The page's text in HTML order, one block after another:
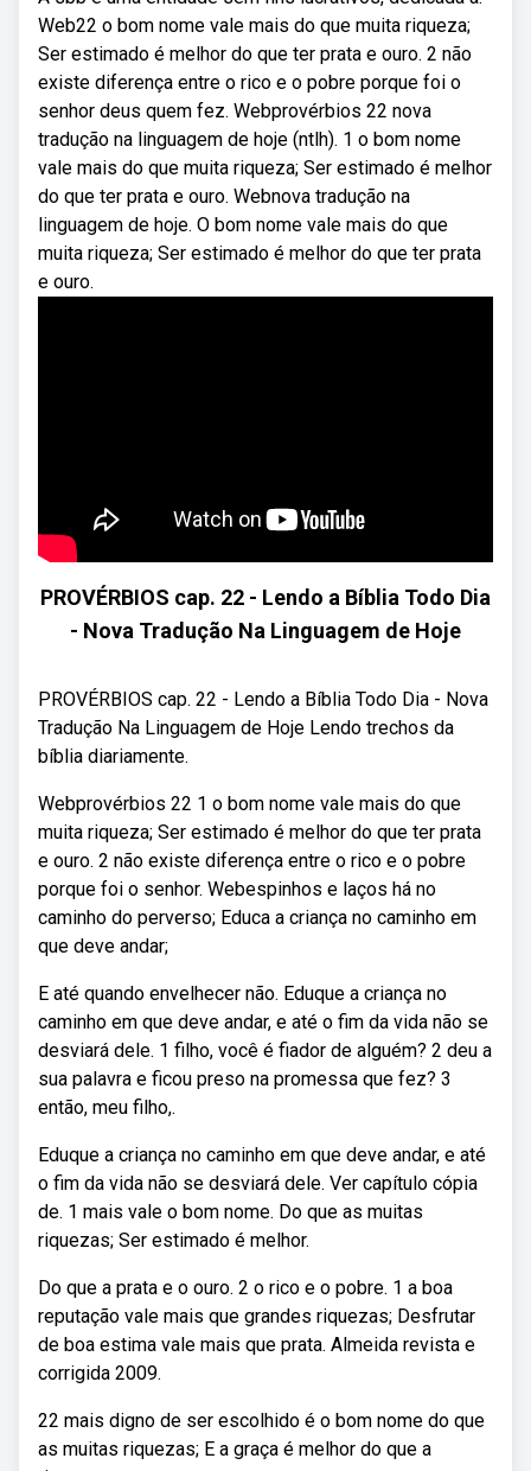
Web22 o bom nome vale mais do que muita riqueza;
Ser estimado é melhor do que ter prata e ouro. 2 não
existe diferença entre o rico e o pobre porque foi o
senhor deus quem fez. Webprovérbios 22 nova
tradução na linguagem de hoje (ntlh). 1 o bom nome
vale mais do que muita riqueza; Ser estimado é melhor
do que ter prata e ouro. Webnova tradução na
linguagem de hoje. O bom nome vale mais do que
muita riqueza; Ser estimado é melhor do que ter prata
e ouro.
PROVÉRBIOS cap. 22 - Lendo a Bíblia Todo Dia
- Nova Tradução Na Linguagem de Hoje
PROVÉRBIOS cap. 22 - Lendo a Bíblia Todo Dia - Nova
Tradução Na Linguagem de Hoje Lendo trechos da
bíblia diariamente.
Webprovérbios 22 1 o bom nome vale mais do que
muita riqueza; Ser estimado é melhor do que ter prata
e ouro. 2 não existe diferença entre o rico e o pobre
porque foi o senhor. Webespinhos e laços há no
caminho do perverso; Educa a criança no caminho em
que deve andar;
E até quando envelhecer não. Eduque a criança no
caminho em que deve andar, e até o fim da vida não se
desviará dele. 1 filho, você é fiador de alguém? 2 deu a
sua palavra e ficou preso na promessa que fez? 3
então, meu filho,.
Eduque a criança no caminho em que deve andar, e até
o fim da vida não se desviará dele. Ver capítulo cópia
de. 1 mais vale o bom nome. Do que as muitas
riquezas; Ser estimado é melhor.
Do que a prata e o ouro. 2 o rico e o pobre. 1 a boa
reputação vale mais que grandes riquezas; Desfrutar
de boa estima vale mais que prata. Almeida revista e
corrigida 2009.
22 mais digno de ser escolhido é o bom nome do que
as muitas riquezas; E a graça é melhor do que a